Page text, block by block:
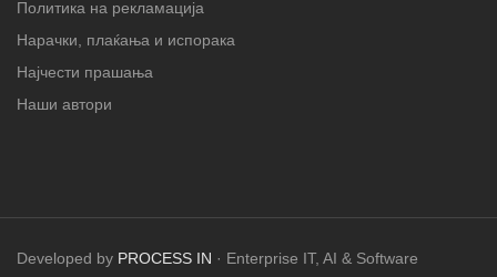
Политика на рекламација
Нарачки, плаќања и испорака
Најчести прашања
Наши автори
Developed by PROCESS IN · Enterprise IT, AI & Software